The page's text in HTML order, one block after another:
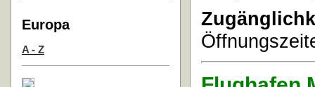
Europa
A - Z